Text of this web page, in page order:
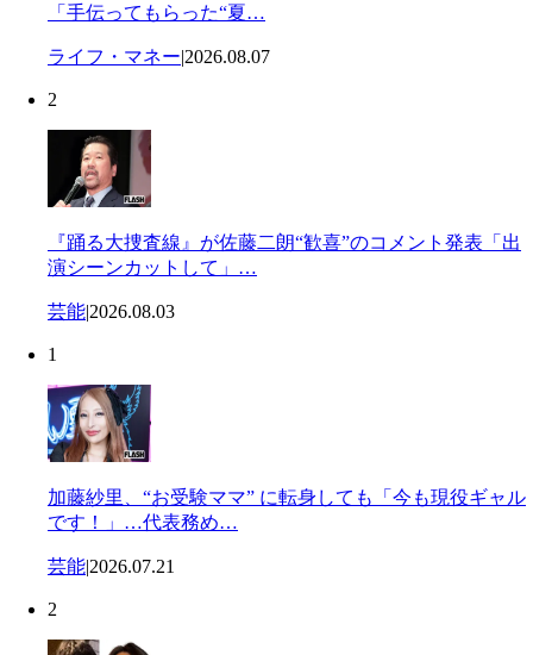
「手伝ってもらった“夏…
ライフ・マネー|2026.08.07
2
『踊る大捜査線』が佐藤二朗“歓喜”のコメント発表「出
演シーンカットして」…
芸能|2026.08.03
1
加藤紗里、“お受験ママ” に転身しても「今も現役ギャル
です！」…代表務め…
芸能|2026.07.21
2